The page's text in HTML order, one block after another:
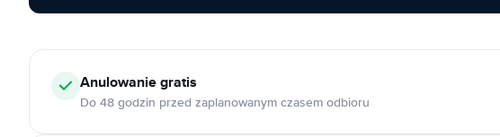
Anulowaniegratis
Do 48 godzin przed zaplanowanym czasem odbioru